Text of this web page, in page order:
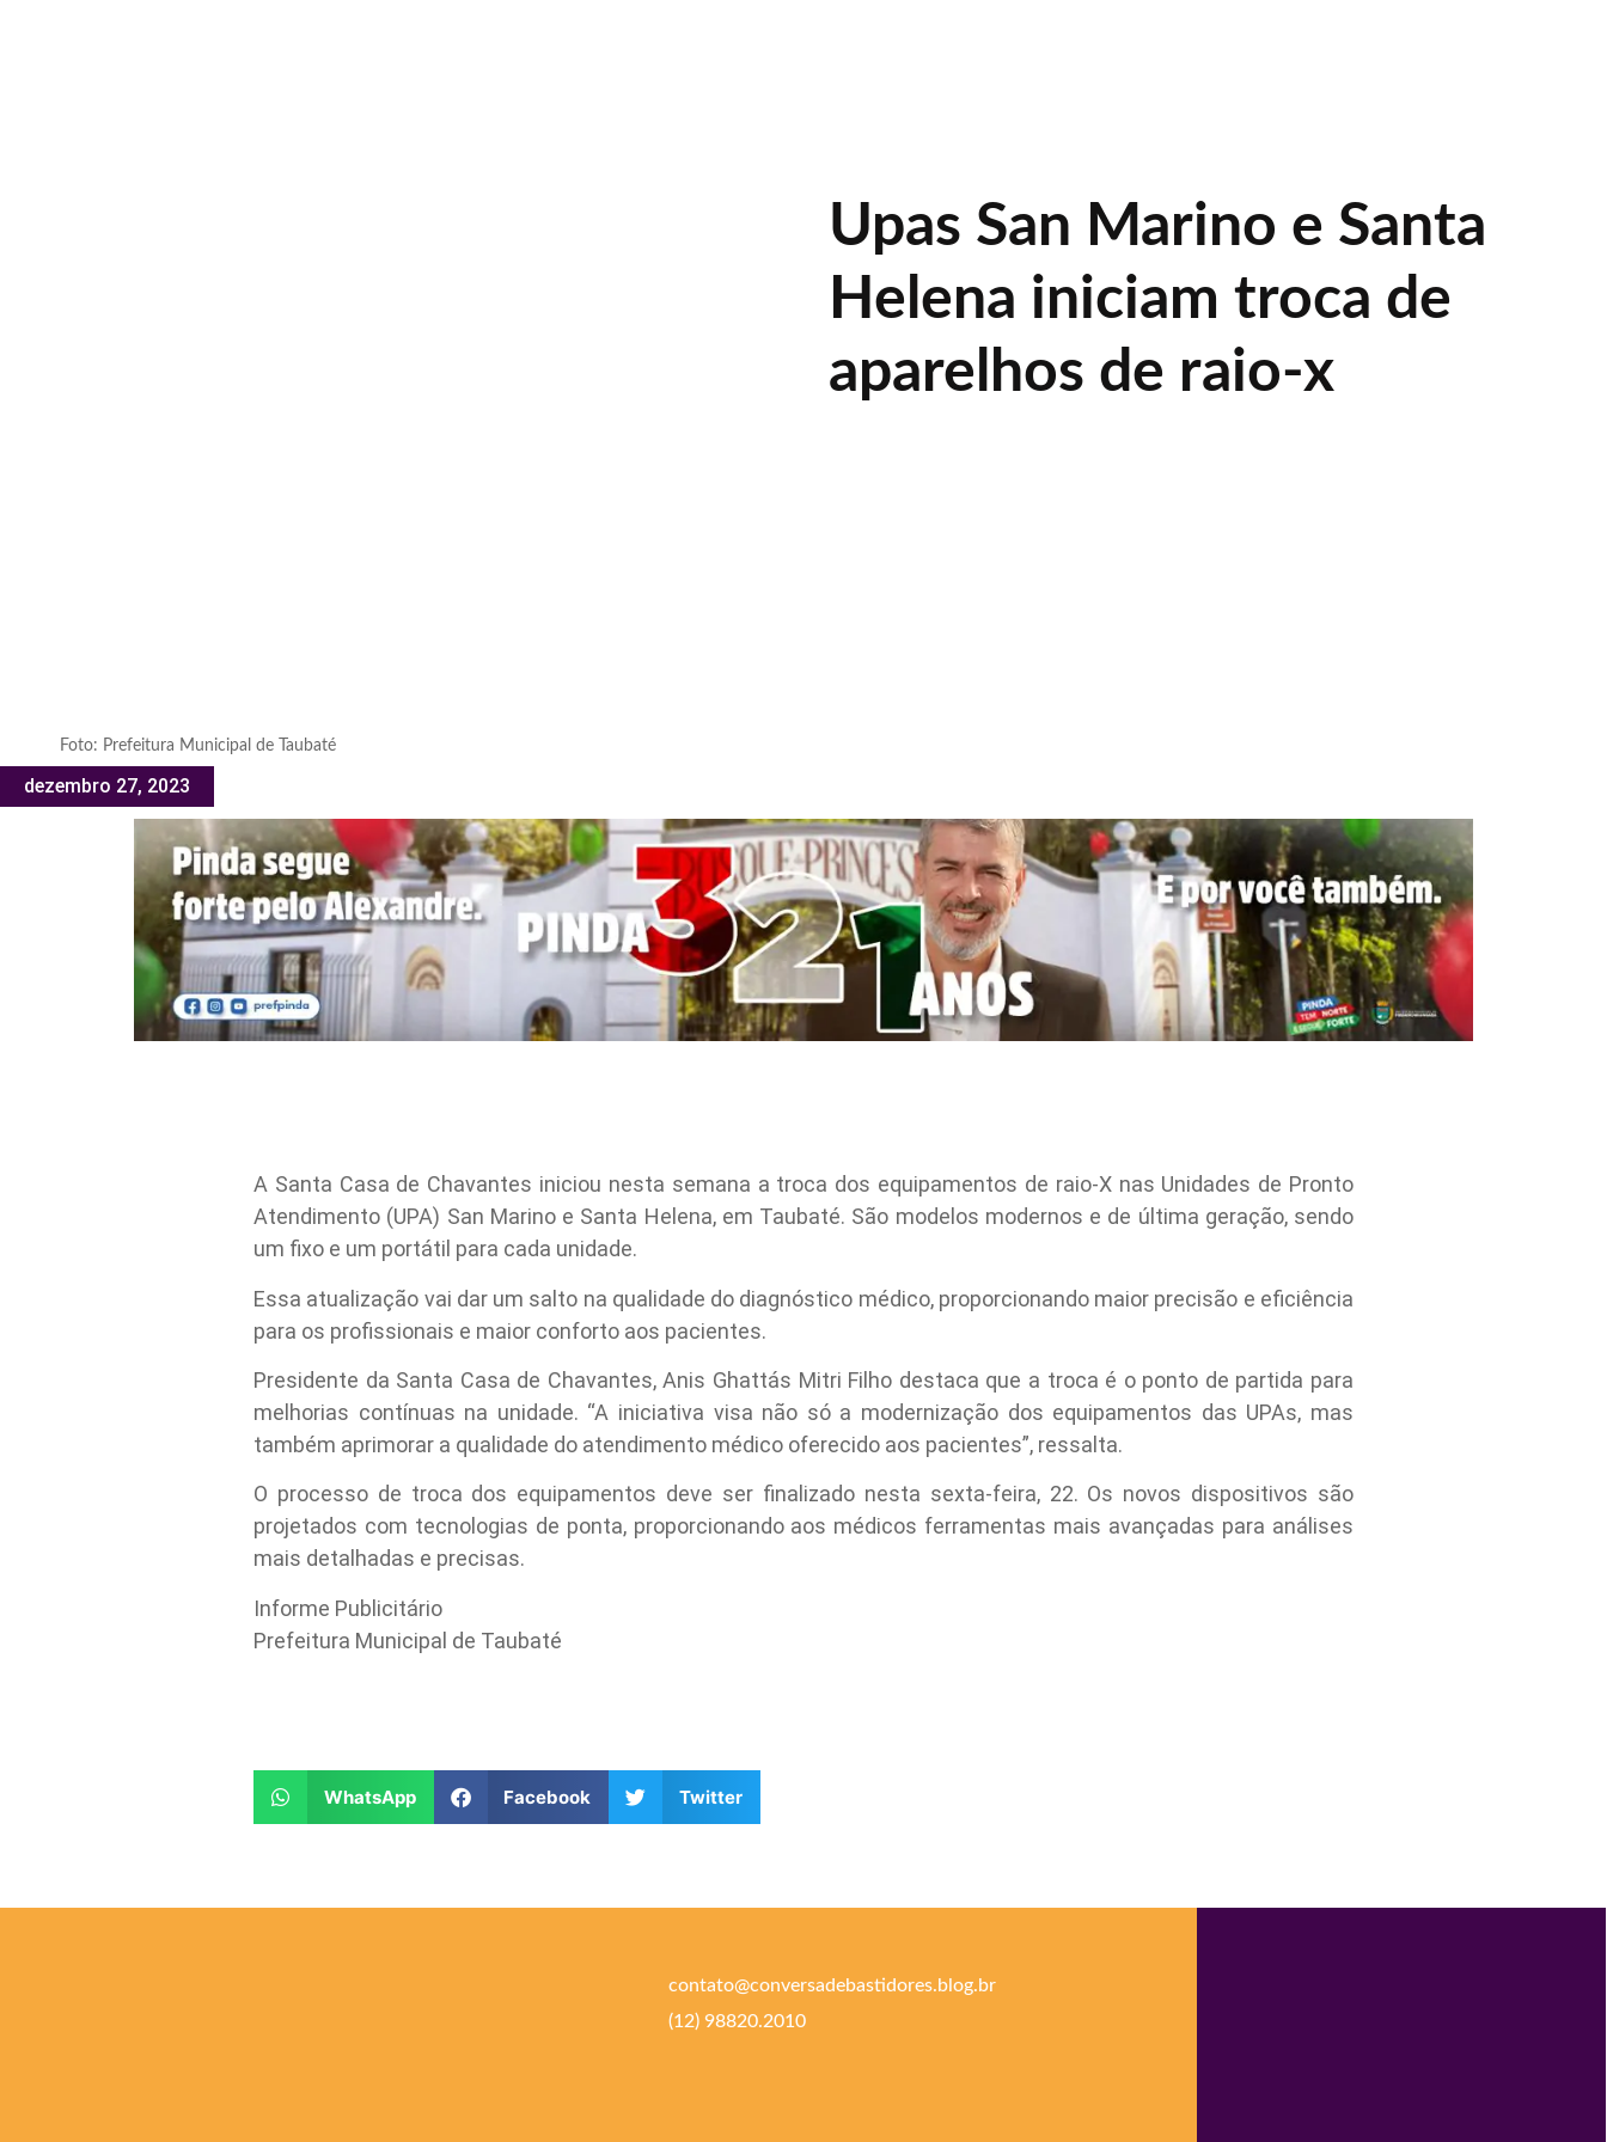
Foto: Prefeitura Municipal de Taubaté
dezembro 27, 2023
Upas San Marino e Santa
Helena iniciam troca de
aparelhos de raio-x
A Santa Casa de Chavantes iniciou nesta semana a troca dos equipamentos de raio-X nas Unidades de Pronto
Atendimento (UPA) San Marino e Santa Helena, em Taubaté. São modelos modernos e de última geração, sendo
um fixo e um portátil para cada unidade.
Essa atualização vai dar um salto na qualidade do diagnóstico médico, proporcionando maior precisão e eficiência
para os profissionais e maior conforto aos pacientes.
Presidente da Santa Casa de Chavantes, Anis Ghattás Mitri Filho destaca que a troca é o ponto de partida para
melhorias contínuas na unidade. “A iniciativa visa não só a modernização dos equipamentos das UPAs, mas
também aprimorar a qualidade do atendimento médico oferecido aos pacientes”, ressalta.
O processo de troca dos equipamentos deve ser finalizado nesta sexta-feira, 22. Os novos dispositivos são
projetados com tecnologias de ponta, proporcionando aos médicos ferramentas mais avançadas para análises
mais detalhadas e precisas.
Informe Publicitário
Prefeitura Municipal de Taubaté
WhatsApp Facebook Twitter
contato@conversadebastidores.blog.br
(12) 98820.2010